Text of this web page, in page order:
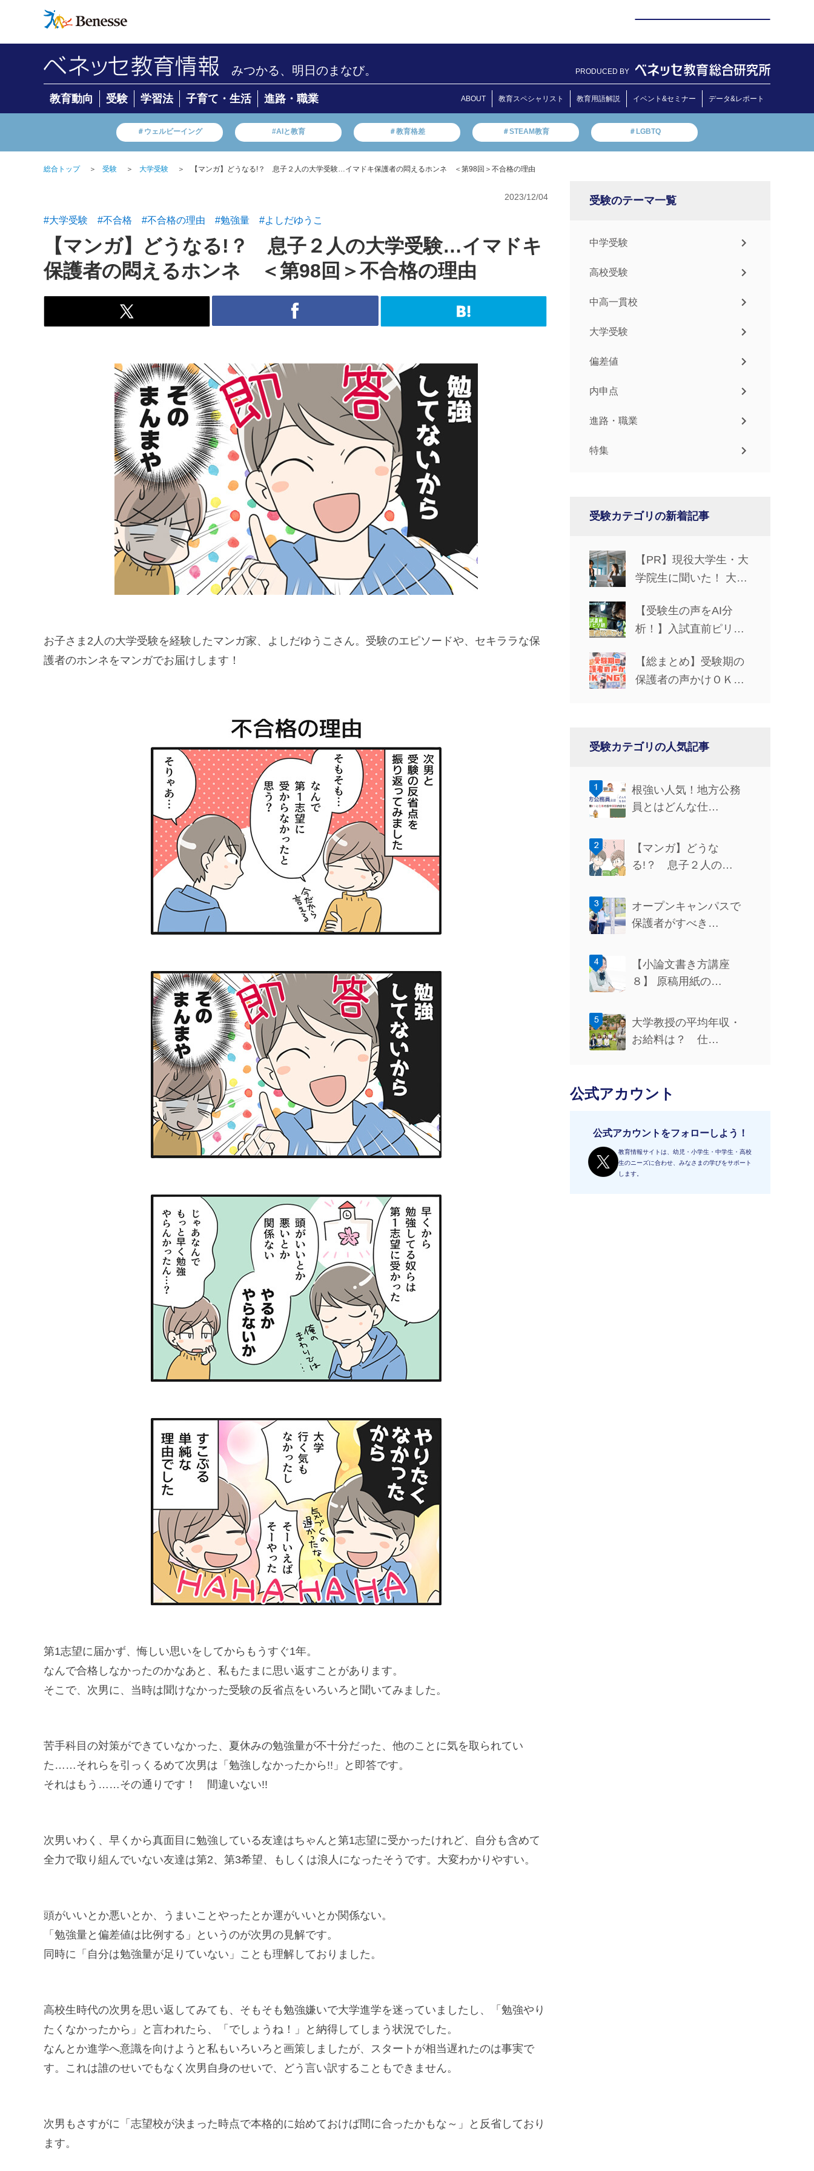
みつかる、明日のまなび。 PRODUCED BY
教育動向 受験 学習法 子育て・生活 進路・職業 ABOUT 教育スペシャリスト 教育用語解説 イベント&セミナー データ&レポート
＃ウェルビーイング #AIと教育 ＃教育格差 ＃STEAM教育 ＃LGBTQ
総合トップ ＞ 受験 ＞ 大学受験 ＞ 【マンガ】どうなる!？ 息子２人の大学受験…イマドキ保護者の悶えるホンネ ＜第98回＞不合格の理由
2023/12/04
#大学受験 #不合格 #不合格の理由 #勉強量 #よしだゆうこ
【マンガ】どうなる!？ 息子２人の大学受験…イマドキ
保護者の悶えるホンネ ＜第98回＞不合格の理由
お子さま2人の大学受験を経験したマンガ家、よしだゆうこさん。受験のエピソードや、セキララな保
護者のホンネをマンガでお届けします！
第1志望に届かず、悔しい思いをしてからもうすぐ1年。
なんで合格しなかったのかなあと、私もたまに思い返すことがあります。
そこで、次男に、当時は聞けなかった受験の反省点をいろいろと聞いてみました。
苦手科目の対策ができていなかった、夏休みの勉強量が不十分だった、他のことに気を取られてい
た……それらを引っくるめて次男は「勉強しなかったから!!」と即答です。
それはもう……その通りです！ 間違いない!!
次男いわく、早くから真面目に勉強している友達はちゃんと第1志望に受かったけれど、自分も含めて
全力で取り組んでいない友達は第2、第3希望、もしくは浪人になったそうです。大変わかりやすい。
頭がいいとか悪いとか、うまいことやったとか運がいいとか関係ない。
「勉強量と偏差値は比例する」というのが次男の見解です。
同時に「自分は勉強量が足りていない」ことも理解しておりました。
高校生時代の次男を思い返してみても、そもそも勉強嫌いで大学進学を迷っていましたし、「勉強やり
たくなかったから」と言われたら、「でしょうね！」と納得してしまう状況でした。
なんとか進学へ意識を向けようと私もいろいろと画策しましたが、スタートが相当遅れたのは事実で
す。これは誰のせいでもなく次男自身のせいで、どう言い訳することもできません。
次男もさすがに「志望校が決まった時点で本格的に始めておけば間に合ったかもな～」と反省しており
ます。
受験のテーマ一覧
中学受験
高校受験
中高一貫校
大学受験
偏差値
内申点
進路・職業
特集
受験カテゴリの新着記事
【PR】現役大学生・大
学院生に聞いた！ 大学
の選び方
【受験生の声をAI分
析！】入試直前ピリピ
NG5
【総まとめ】受験期の
保護者の声かけＯＫ・
受験カテゴリの人気記事
根強い人気！地方公務
員とはどんな仕…
【マンガ】どうな
る!？ 息子２人の…
オープンキャンパスで
保護者がすべき…
【小論文書き方講座
８】 原稿用紙の…
大学教授の平均年収・
お給料は？ 仕…
公式アカウント
公式アカウントをフォローしよう！
教育情報サイトは、幼児・小学生・中学生・高校
生のニーズに合わせ、みなさまの学びをサポート
します。